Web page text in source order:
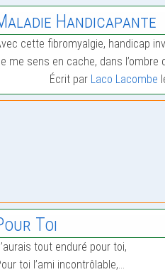
Handicapante
cette fibromyalgie, handicap
me sens en cache, dans l’ombre
Écrit par Laco Lacombe
Toi
tout enduré pour toi,
toi l’ami incontrôlable,…